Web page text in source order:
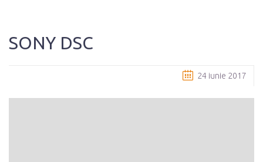
SONY DSC
24 iunie 2017